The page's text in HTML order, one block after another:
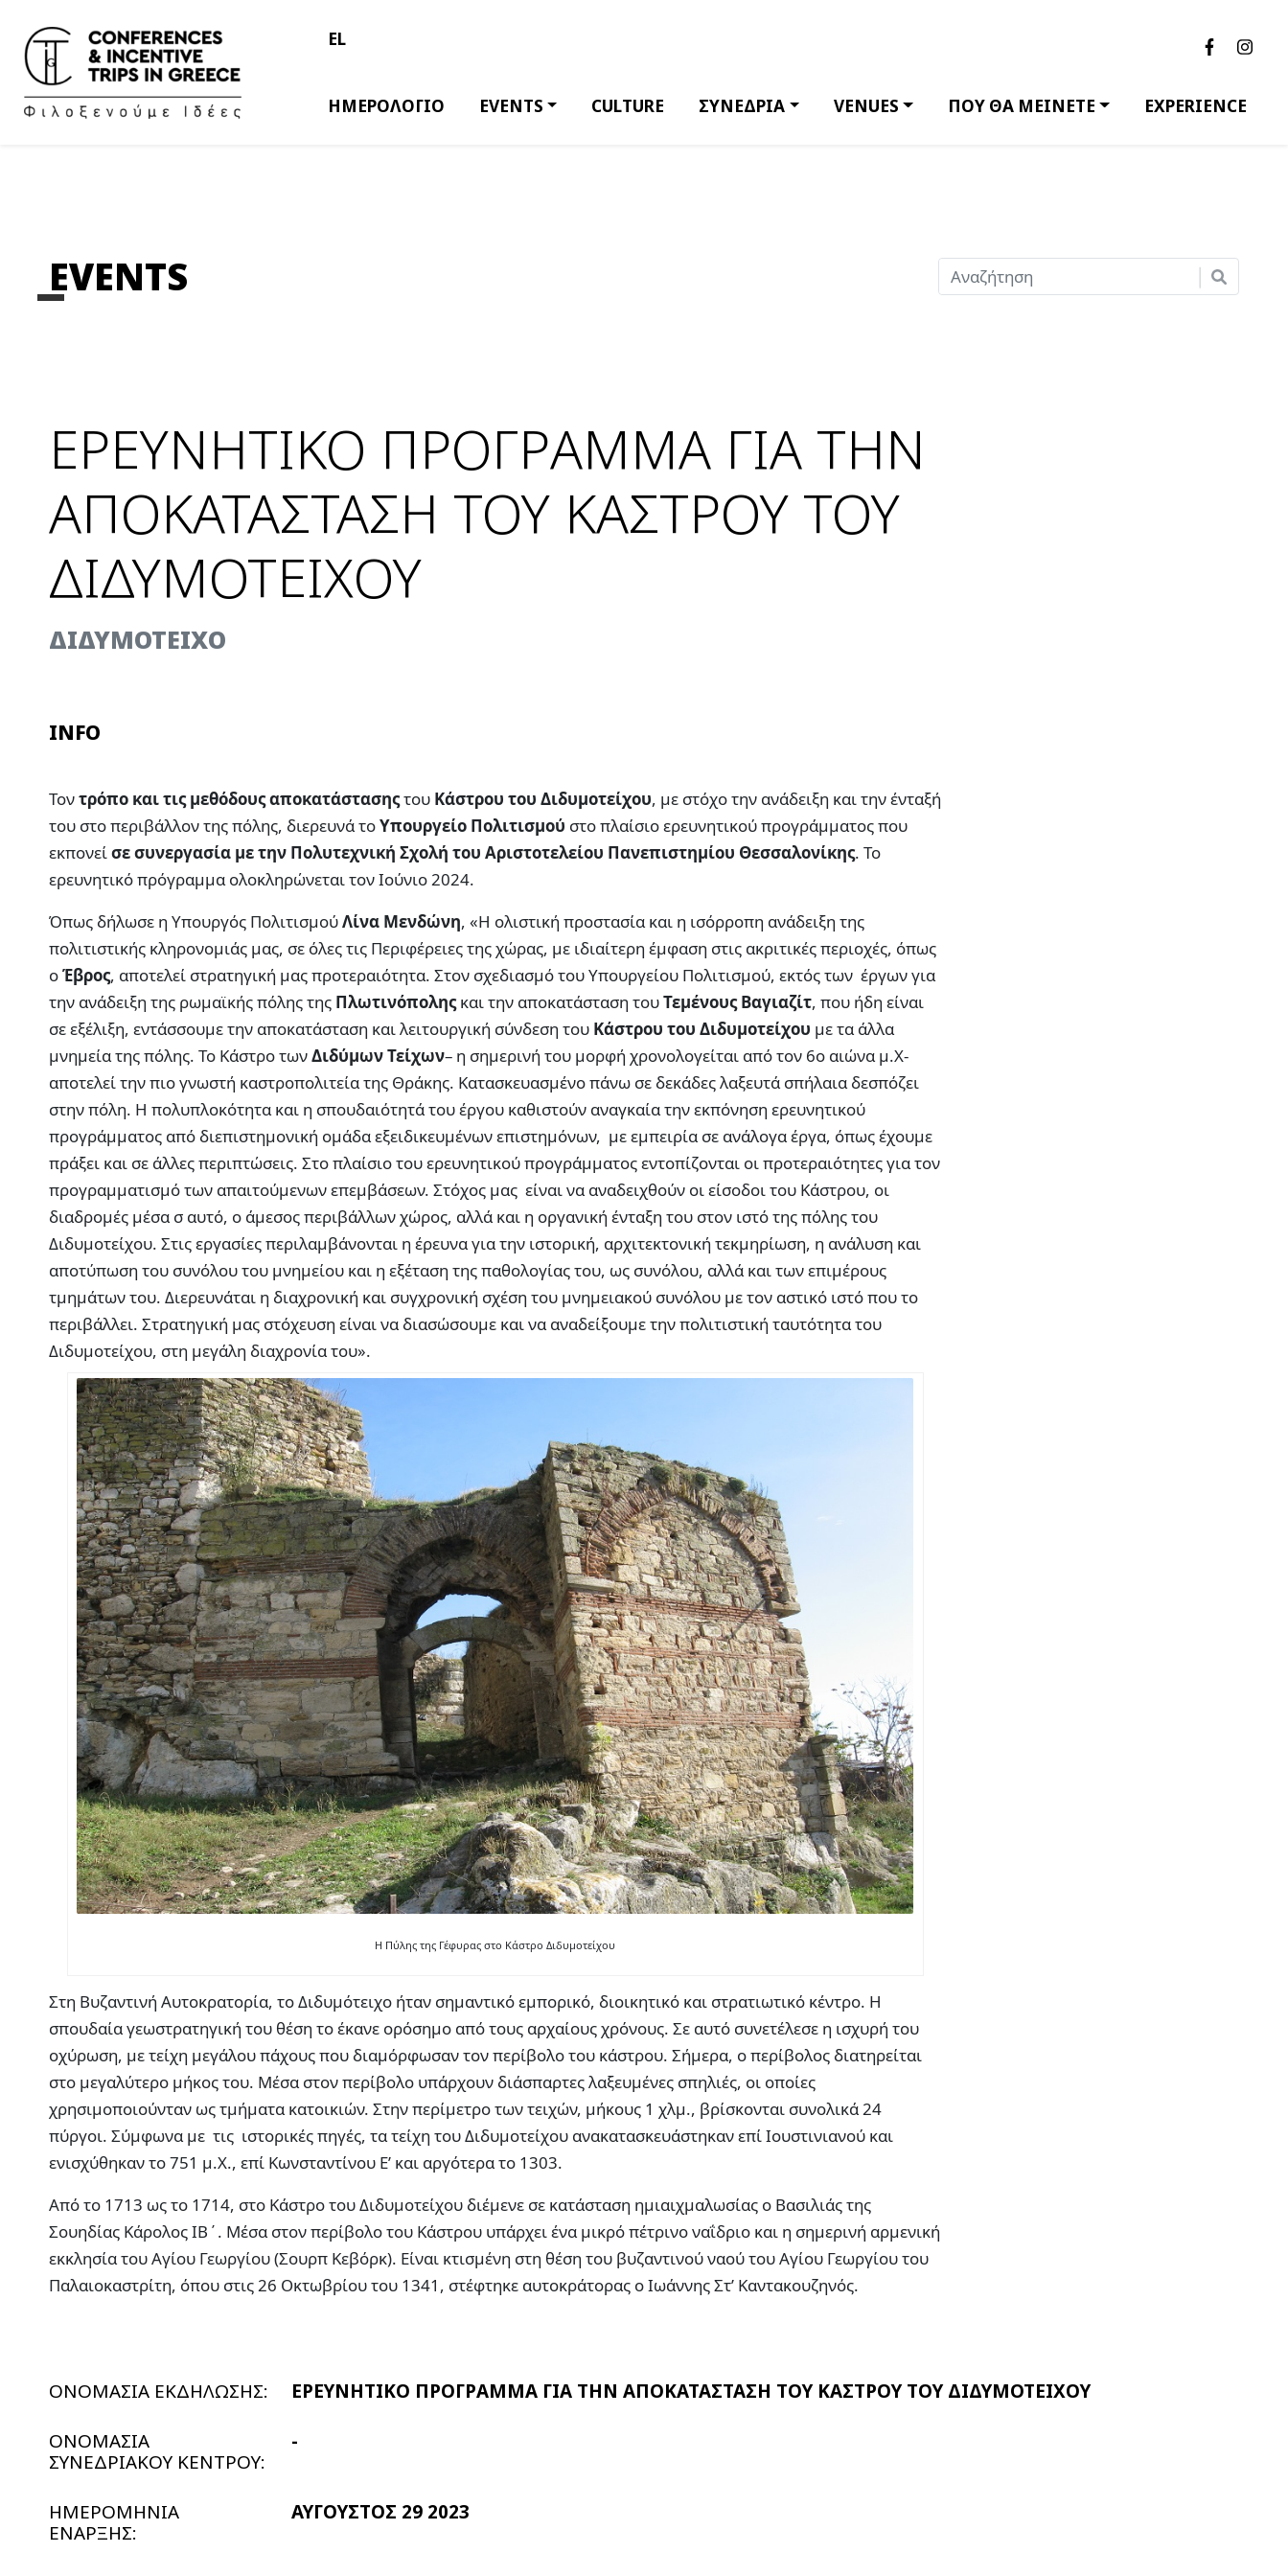
EL
ΗΜΕΡΟΛΟΓΙΟ EVENTS CULTURE ΣΥΝΕΔΡΙΑ VENUES ΠΟΥ ΘΑ ΜΕΙΝΕΤΕ EXPERIENCE
EVENTS
ΕΡΕΥΝΗΤΙΚΟ ΠΡΟΓΡΑΜΜΑ ΓΙΑ ΤΗΝ
ΑΠΟΚΑΤΑΣΤΑΣΗ ΤΟΥ ΚΑΣΤΡΟΥ ΤΟΥ
ΔΙΔΥΜΟΤΕΙΧΟΥ
ΔΙΔΥΜΟΤΕΙΧΟ
INFO
Τοντρόπο και τις μεθόδους αποκατάστασηςτου Κάστρου του Διδυμοτείχου, με στόχο την ανάδειξη και την ένταξή
του στο περιβάλλον της πόλης, διερευνά τοΥπουργείο Πολιτισμού στο πλαίσιο ερευνητικού προγράμματος που
εκπονείσε συνεργασία με την Πολυτεχνική Σχολή του Αριστοτελείου Πανεπιστημίου Θεσσαλονίκης. Το
ερευνητικό πρόγραμμα ολοκληρώνεται τον Ιούνιο 2024.
Όπως δήλωσε η Υπουργός ΠολιτισμούΛίνα Μενδώνη, «Η ολιστική προστασία και η ισόρροπη ανάδειξη της
πολιτιστικής κληρονομιάς μας, σε όλες τις Περιφέρειες της χώρας, με ιδιαίτερη έμφαση στις ακριτικές περιοχές, όπως
οΈβρος, αποτελεί στρατηγική μας προτεραιότητα. Στον σχεδιασμό του Υπουργείου Πολιτισμού, εκτός των έργων για
την ανάδειξη της ρωμαϊκής πόλης της Πλωτινόποληςκαι την αποκατάσταση τουΤεμένους Βαγιαζίτ, που ήδη είναι
σε εξέλιξη, εντάσσουμε την αποκατάσταση και λειτουργική σύνδεση του Κάστρου του Διδυμοτείχου με τα άλλα
μνημεία της πόλης. Το Κάστρο τωνΔιδύμων Τείχων– η σημερινή του μορφή χρονολογείται από τον 6ο αιώνα μ.Χ-
αποτελεί την πιο γνωστή καστροπολιτεία της Θράκης. Κατασκευασμένο πάνω σε δεκάδες λαξευτά σπήλαια δεσπόζει
στην πόλη. Η πολυπλοκότητα και η σπουδαιότητά του έργου καθιστούν αναγκαία την εκπόνηση ερευνητικού
προγράμματος από διεπιστημονική ομάδα εξειδικευμένων επιστημόνων, με εμπειρία σε ανάλογα έργα, όπως έχουμε
πράξει και σε άλλες περιπτώσεις. Στο πλαίσιο του ερευνητικού προγράμματος εντοπίζονται οι προτεραιότητες για τον
προγραμματισμό των απαιτούμενων επεμβάσεων. Στόχος μας είναι να αναδειχθούν οι είσοδοι του Κάστρου, οι
διαδρομές μέσα σ αυτό, ο άμεσος περιβάλλων χώρος, αλλά και η οργανική ένταξη του στον ιστό της πόλης του
Διδυμοτείχου. Στις εργασίες περιλαμβάνονται η έρευνα για την ιστορική, αρχιτεκτονική τεκμηρίωση, η ανάλυση και
αποτύπωση του συνόλου του μνημείου και η εξέταση της παθολογίας του, ως συνόλου, αλλά και των επιμέρους
τμημάτων του. Διερευνάται η διαχρονική και συγχρονική σχέση του μνημειακού συνόλου με τον αστικό ιστό που το
περιβάλλει. Στρατηγική μας στόχευση είναι να διασώσουμε και να αναδείξουμε την πολιτιστική ταυτότητα του
Διδυμοτείχου, στη μεγάλη διαχρονία του».
H Πύλης της Γέφυρας στο Κάστρο Διδυμοτείχου
Στη Βυζαντινή Αυτοκρατορία, το Διδυμότειχο ήταν σημαντικό εμπορικό, διοικητικό και στρατιωτικό κέντρο. Η
σπουδαία γεωστρατηγική του θέση το έκανε ορόσημο από τους αρχαίους χρόνους. Σε αυτό συνετέλεσε η ισχυρή του
οχύρωση, με τείχη μεγάλου πάχους που διαμόρφωσαν τον περίβολο του κάστρου. Σήμερα, ο περίβολος διατηρείται
στο μεγαλύτερο μήκος του. Μέσα στον περίβολο υπάρχουν διάσπαρτες λαξευμένες σπηλιές, οι οποίες
χρησιμοποιούνταν ως τμήματα κατοικιών. Στην περίμετρο των τειχών, μήκους 1 χλμ., βρίσκονται συνολικά 24
πύργοι. Σύμφωνα με τις ιστορικές πηγές, τα τείχη του Διδυμοτείχου ανακατασκευάστηκαν επί Ιουστινιανού και
ενισχύθηκαν το 751 μ.Χ., επί Κωνσταντίνου Ε’ και αργότερα το 1303.
Από το 1713 ως το 1714, στο Κάστρο του Διδυμοτείχου διέμενε σε κατάσταση ημιαιχμαλωσίας ο Βασιλιάς της
Σουηδίας Κάρολος ΙΒ΄. Μέσα στον περίβολο του Κάστρου υπάρχει ένα μικρό πέτρινο ναΐδριο και η σημερινή αρμενική
εκκλησία του Αγίου Γεωργίου (Σουρπ Κεβόρκ). Είναι κτισμένη στη θέση του βυζαντινού ναού του Αγίου Γεωργίου του
Παλαιοκαστρίτη, όπου στις 26 Οκτωβρίου του 1341, στέφτηκε αυτοκράτορας ο Ιωάννης Στ’ Καντακουζηνός.
ΟΝΟΜΑΣΙΑ ΕΚΔΗΛΩΣΗΣ:
ΕΡΕΥΝΗΤΙΚΟ ΠΡΟΓΡΑΜΜΑ ΓΙΑ ΤΗΝ ΑΠΟΚΑΤΑΣΤΑΣΗ ΤΟΥ ΚΑΣΤΡΟΥ ΤΟΥ ΔΙΔΥΜΟΤΕΙΧΟΥ
ΟΝΟΜΑΣΙΑ
ΣΥΝΕΔΡΙΑΚΟΥ ΚΕΝΤΡΟΥ:
-
ΗΜΕΡΟΜΗΝΙΑ
ΕΝΑΡΞΗΣ:
ΑΥΓΟΥΣΤΟΣ 29 2023